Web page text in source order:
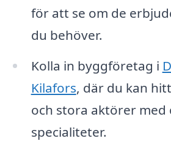
för att se om de
du behöver.
Kolla in byggföretag i
Kilafors, där du kan
och stora aktörer med
specialiteter.